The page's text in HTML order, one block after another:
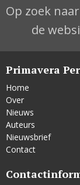
Op zoek
de
Primavera
Home
Over
Nieuws
Auteurs
Nieuwsbrief
Contact